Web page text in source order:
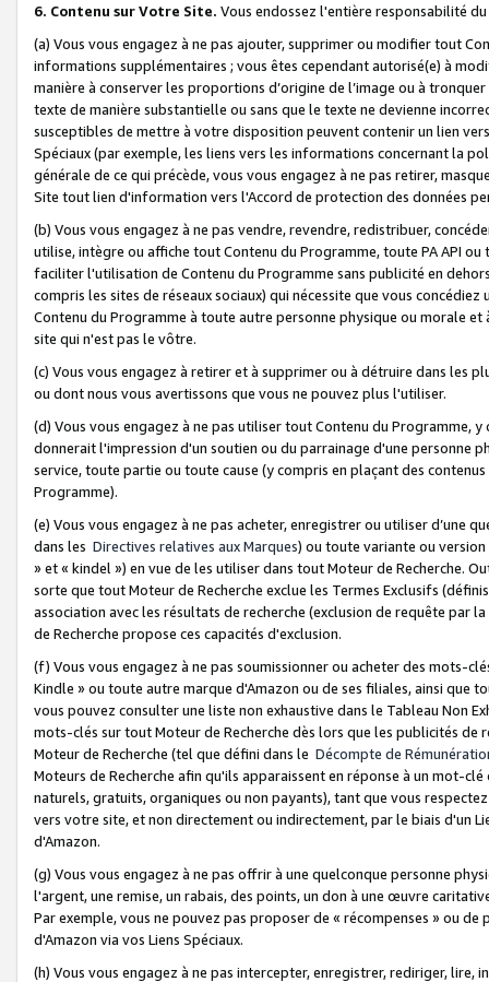
6. Contenu sur Votre Site. Vous endossez l'entière responsabilité
(a) Vous vous engagez à ne pas ajouter, supprimer ou modifier tout
informations supplémentaires ; vous êtes cependant autorisé(e) à
manière à conserver les proportions d’origine de l’image ou à
texte de manière substantielle ou sans que le texte ne devienne
susceptibles de mettre à votre disposition peuvent contenir un lien
Spéciaux (par exemple, les liens vers les informations concernant la
générale de ce qui précède, vous vous engagez à ne pas retirer,
Site tout lien d'information vers l'Accord de protection des données
(b) Vous vous engagez à ne pas vendre, revendre, redistribuer,
utilise, intègre ou affiche tout Contenu du Programme, toute PA API
faciliter l'utilisation de Contenu du Programme sans publicité en
compris les sites de réseaux sociaux) qui nécessite que vous
Contenu du Programme à toute autre personne physique ou morale
site qui n'est pas le vôtre.
(c) Vous vous engagez à retirer et à supprimer ou à détruire dans les
ou dont nous vous avertissons que vous ne pouvez plus l'utiliser.
(d) Vous vous engagez à ne pas utiliser tout Contenu du Programme,
donnerait l'impression d'un soutien ou du parrainage d'une personne
service, toute partie ou toute cause (y compris en plaçant des
Programme).
(e) Vous vous engagez à ne pas acheter, enregistrer ou utiliser d’une
dans les Directives relatives aux Marques) ou toute variante ou
» et « kindel ») en vue de les utiliser dans tout Moteur de Recherche.
sorte que tout Moteur de Recherche exclue les Termes Exclusifs
association avec les résultats de recherche (exclusion de requête
de Recherche propose ces capacités d'exclusion.
(f) Vous vous engagez à ne pas soumissionner ou acheter des mots-
Kindle » ou toute autre marque d'Amazon ou de ses filiales, ainsi que
vous pouvez consulter une liste non exhaustive dans le Tableau Non
mots-clés sur tout Moteur de Recherche dès lors que les publicités de
Moteur de Recherche (tel que défini dans le Décompte de
Moteurs de Recherche afin qu'ils apparaissent en réponse à un mot-
naturels, gratuits, organiques ou non payants), tant que vous
vers votre site, et non directement ou indirectement, par le biais d'un
d'Amazon.
(g) Vous vous engagez à ne pas offrir à une quelconque personne
l'argent, une remise, un rabais, des points, un don à une œuvre
Par exemple, vous ne pouvez pas proposer de « récompenses » ou
d'Amazon via vos Liens Spéciaux.
(h) Vous vous engagez à ne pas intercepter, enregistrer, rediriger,